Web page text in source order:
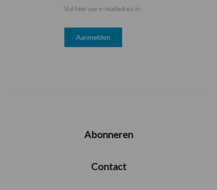
Vul hier uw e-mailadres in
Abonneren
Contact